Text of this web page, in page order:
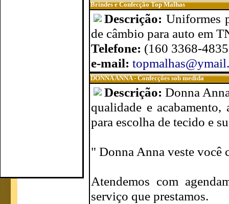
Brindes e Confecção Top Malhas
Descrição: Uniformes
de câmbio para auto em
Telefone: (160 3368-4835
e-mail:
DONNA ANNA - Confecções sob medida
Descrição:Donna
qualidade e
para escolha de tecido e
" Donna Anna veste você
Atendemos com
serviço que prestamos.